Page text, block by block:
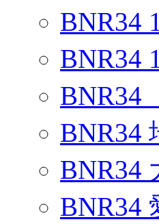
BNR34
BNR34